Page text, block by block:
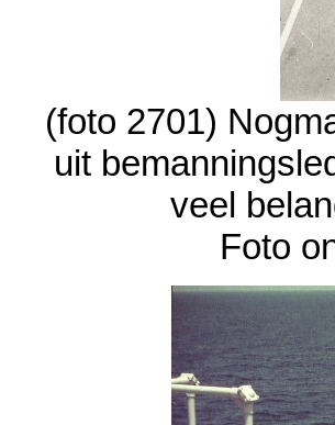
(foto 2701)
uit
veel
Foto